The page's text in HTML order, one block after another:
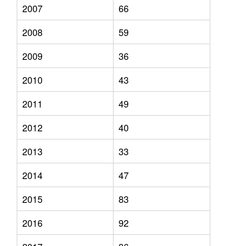
2007
66
2008
59
2009
36
2010
43
2011
49
2012
40
2013
33
2014
47
2015
83
2016
92